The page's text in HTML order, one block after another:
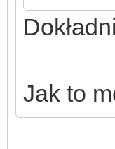
Jak to